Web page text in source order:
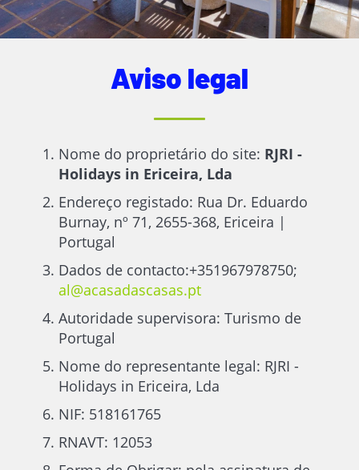
Aviso legal
Nome do proprietário do site: RJRI -
Holidays in Ericeira, Lda
Endereço registado: Rua Dr. Eduardo
Burnay, nº 71, 2655-368, Ericeira |
Portugal
Dados de contacto:+351967978750;
al@acasadascasas.pt
Autoridade supervisora: Turismo de
Portugal
Nome do representante legal: RJRI -
Holidays in Ericeira, Lda
NIF: 518161765
RNAVT: 12053